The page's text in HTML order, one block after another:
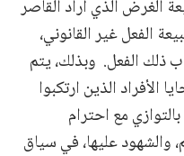
الغرض الذي أراد القاصر
الفعل غير القانوني،
ذلك الفعل. وبذلك، يتم
الأفراد الذين ارتكبوا
مع احترام
والشهود عليها، في سياق